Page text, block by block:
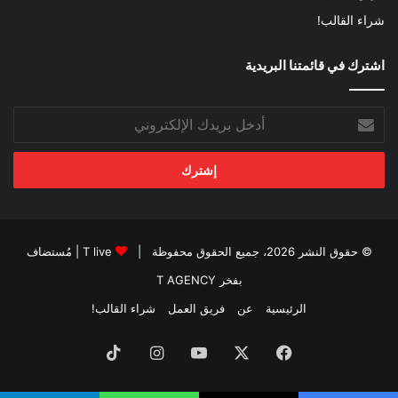
شراء القالب!
اشترك في قائمتنا البريدية
بريدك
الإلكتروني
© حقوق النشر 2026، جميع الحقوق محفوظة | T live | مُستضاف
بفخر T AGENCY
الرئيسية
عن فريق العمل شراء القالب!
فيسبوك ‫YouTubeانستقرام